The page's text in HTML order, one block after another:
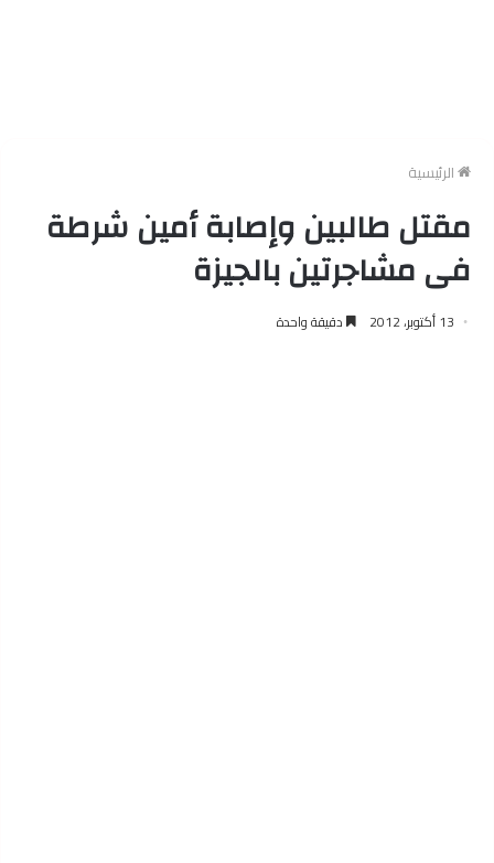
الرئيسية
مقتل طالبين وإصابة أمين شرطة
فى مشاجرتين بالجيزة
13 أكتوبر، 2012 دقيقة واحدة